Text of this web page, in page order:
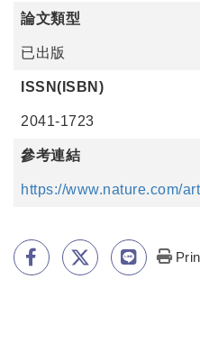
論文類型
已出版
ISSN(ISBN)
2041-1723
參考連結
https://www.nature.com/